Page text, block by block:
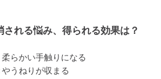
れる悩み、得られる効果は？
らかい手触りになる
うねりが収まる